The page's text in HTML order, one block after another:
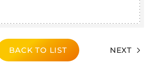
BACK TO LIST NEXT